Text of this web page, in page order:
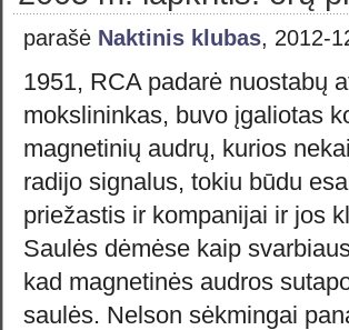
parašė Naktinis klubas, 2012-
1951, RCA padarė nuostabų
mokslininkas, buvo įgaliotas
magnetinių audrų, kurios
radijo signalus, tokiu būdu
priežastis ir kompanijai ir jos
Saulės dėmėse kaip
kad magnetinės audros
saulės. Nelson sėkmingai